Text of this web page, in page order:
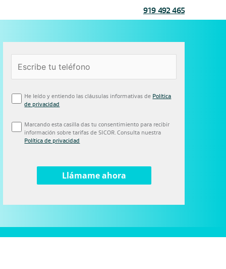
919 492 465
He leído y entiendo las cláusulas informativas de Política
de privacidad
Marcando esta casilla das tu consentimiento para recibir
información sobre tarifas de SICOR. Consulta nuestra
Política de privacidad